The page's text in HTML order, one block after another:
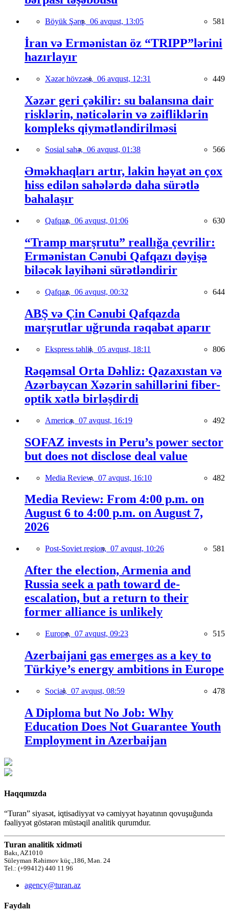
Böyük Şərq, 06 avqust, 13:05 581
İran və Ermənistan öz “TRIPP”lərini
hazırlayır
Xəzər hövzəsi, 06 avqust, 12:31 449
Xəzər geri çəkilir: su balansına dair
risklərin, nəticələrin və zəifliklərin
kompleks qiymətləndirilməsi
Sosial sahə, 06 avqust, 01:38 566
Əməkhaqları artır, lakin həyat ən çox
hiss edilən sahələrdə daha sürətlə
bahalaşır
Qafqaz, 06 avqust, 01:06 630
“Tramp marşrutu” reallığa çevrilir:
Ermənistan Cənubi Qafqazı dəyişə
biləcək layihəni sürətləndirir
Qafqaz, 06 avqust, 00:32 644
ABŞ və Çin Cənubi Qafqazda
marşrutlar uğrunda rəqabət aparır
Ekspress təhlil, 05 avqust, 18:11 806
Rəqəmsal Orta Dəhliz: Qazaxıstan və
Azərbaycan Xəzərin sahillərini fiber-
optik xətlə birləşdirdi
America, 07 avqust, 16:19 492
SOFAZ invests in Peru’s power sector
but does not disclose deal value
Media Review, 07 avqust, 16:10 482
Media Review: From 4:00 p.m. on
August 6 to 4:00 p.m. on August 7,
2026
Post-Soviet region, 07 avqust, 10:26 581
After the election, Armenia and
Russia seek a path toward de-
escalation, but a return to their
former alliance is unlikely
Europe, 07 avqust, 09:23 515
Azerbaijani gas emerges as a key to
Türkiye’s energy ambitions in Europe
Social, 07 avqust, 08:59 478
A Diploma but No Job: Why
Education Does Not Guarantee Youth
Employment in Azerbaijan
Haqqımızda
“Turan” siyasət, iqtisadiyyat və cəmiyyət həyatının qovuşuğunda
fəaliyyət göstərən müstəqil analitik qurumdur.
Turan analitik xidməti
Bakı, AZ1010
Süleyman Rəhimov küç.,186, Mən. 24
Tel.: (+99412) 440 11 96
agency@turan.az
Faydalı